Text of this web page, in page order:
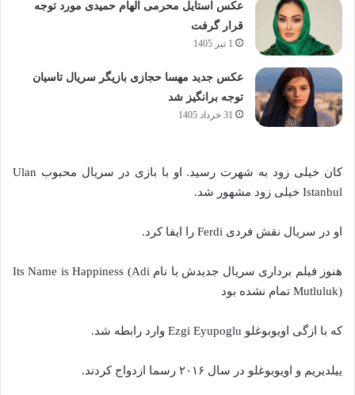
عکس استایل محرمی الهام حمیدی مورد توجه
قرار گرفت
1 تیر 1405
عکس جدید مهسا حجازی بازیگر سریال تاسیان
توجه برانگیز شد
31 خرداد 1405
کان خیلی زود به شهرت رسید. او با بازی در سریال محبوب Ulan
Istanbul خیلی زود مشهور شد.
او در سریال نقش فردی Ferdi را ایفا کرد.
هنوز فیلم برداری سریال جدیدش با نام Its Name is Happiness (Adi
Mutluluk) تمام نشده بود
که با ازگی اویوبوغلو Ezgi Eyupoglu وارد رابطه شد.
ییلدیریم و اویوبوغلو در سال ۲۰۱۶ رسما ازدواج کردند.